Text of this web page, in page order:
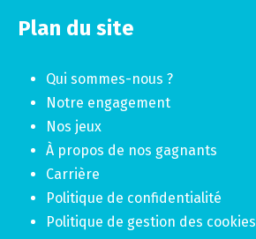
Plan du site
Qui sommes-nous ?
Notre engagement
Nos jeux
À propos de nos gagnants
Carrière
Politique de confidentialité
Politique de gestion des cookies